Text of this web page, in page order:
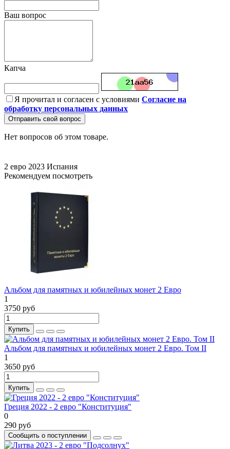
Ваш вопрос
Капча
Я прочитал и согласен с условиями Согласие на
обработку персональных данных
Отправить свой вопрос
Нет вопросов об этом товаре.
2 евро 2023 Испания
Рекомендуем посмотреть
Альбом для памятных и юбилейных монет 2 Евро
1
3750 руб
Купить
Альбом для памятных и юбилейных монет 2 Евро. Том II
1
3650 руб
Купить
Греция 2022 - 2 евро "Конституция"
0
290 руб
Сообщить о поступлении